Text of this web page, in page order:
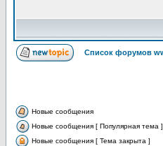
Список форумов
Новые сообщения
Новые сообщения [ Популярная тема ]
Новые сообщения [ Тема закрыта ]